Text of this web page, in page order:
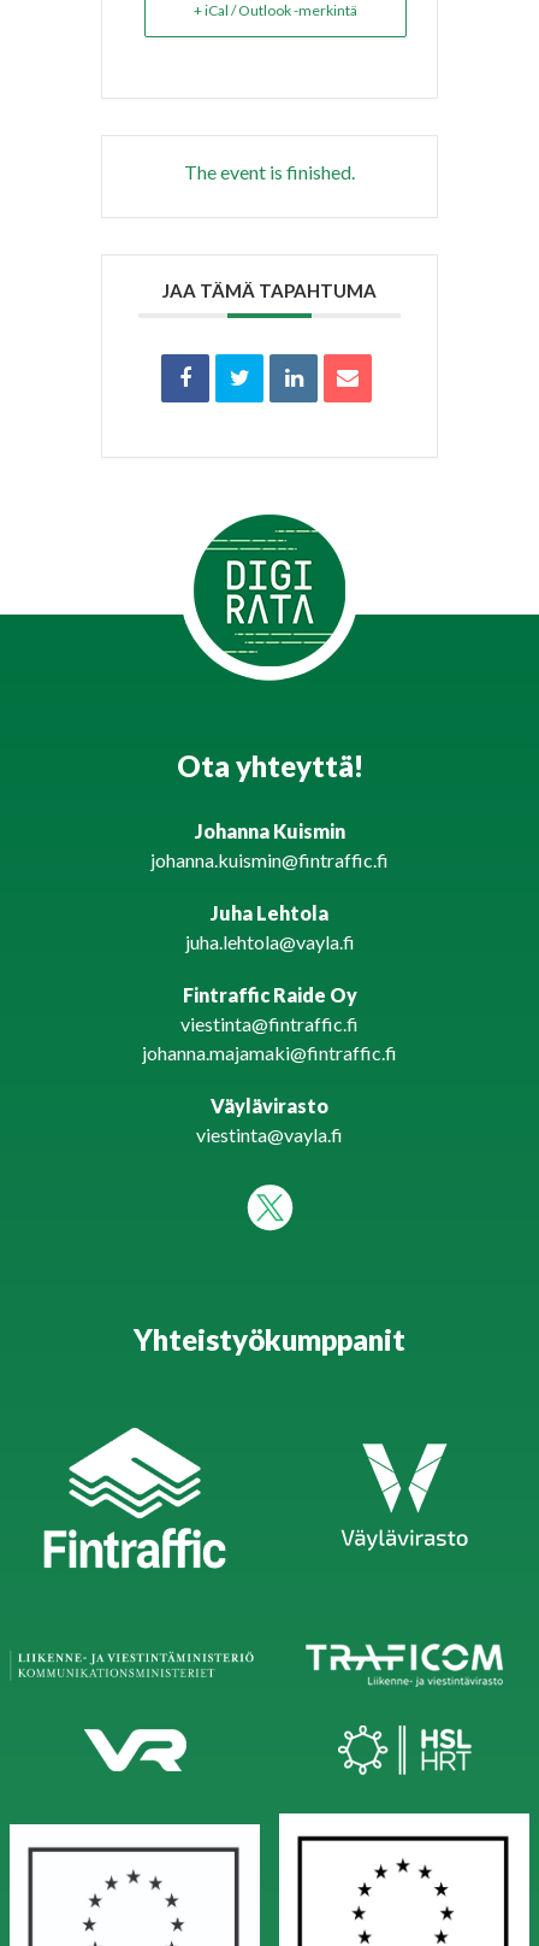
+ iCal / Outlook -merkintä
The event is finished.
JAA TÄMÄ TAPAHTUMA
Ota yhteyttä!
Johanna Kuismin
johanna.kuismin@fintraffic.fi
Juha Lehtola
juha.lehtola@vayla.fi
Fintraffic Raide Oy
viestinta@fintraffic.fi
johanna.majamaki@fintraffic.fi
Väylävirasto
viestinta@vayla.fi
Yhteistyökumppanit